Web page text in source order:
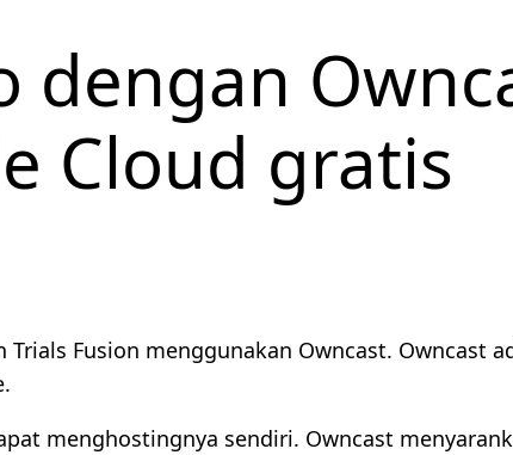
dengan
Cloud gratis
Fusion menggunakan Owncast.
menghostingnya sendiri. Owncast